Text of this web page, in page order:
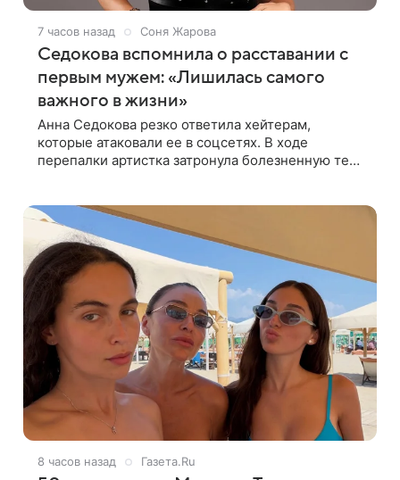
7 часов назад Соня Жарова
Седокова вспомнила о расставании с
первым мужем: «Лишилась самого
важного в жизни»
Анна Седокова резко ответила хейтерам,
которые атаковали ее в соцсетях. В ходе
перепалки артистка затронула болезненную тему
8 часов назад Газета.Ru